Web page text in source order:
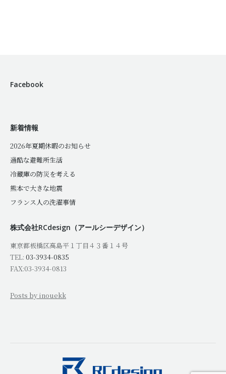
Facebook
新着情報
2026年夏期休暇のお知らせ
過酷な避難所生活
冷蔵庫の防災を考える
熊本で大きな地震
フランス人の洗濯事情
株式会社RCdesign（アールシーデザイン）
東京都板橋区高島平１丁目４３番１４号
TEL: 03-3934-0835
FAX:03-3934-0813
Posts by inouekk